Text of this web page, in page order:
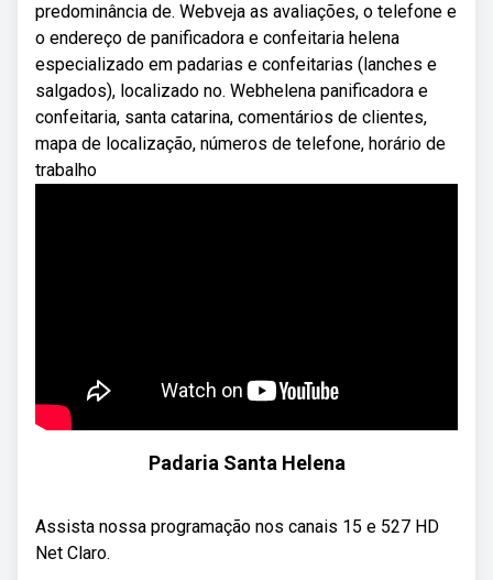
predominância de. Webveja as avaliações, o telefone e
o endereço de panificadora e confeitaria helena
especializado em padarias e confeitarias (lanches e
salgados), localizado no. Webhelena panificadora e
confeitaria, santa catarina, comentários de clientes,
mapa de localização, números de telefone, horário de
trabalho
Padaria Santa Helena
Assista nossa programação nos canais 15 e 527 HD
Net Claro.